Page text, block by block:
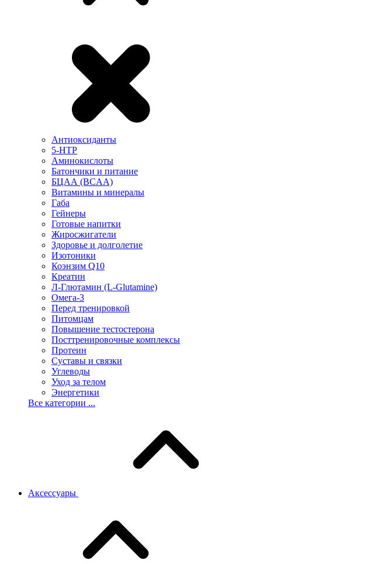
Антиоксиданты
5-HTP
Аминокислоты
Батончики и питание
БЦАА (BCAA)
Витамины и минералы
Габа
Гейнеры
Готовые напитки
Жиросжигатели
Здоровье и долголетие
Изотоники
Коэнзим Q10
Креатин
Л-Глютамин (L-Glutamine)
Омега-3
Перед тренировкой
Питомцам
Повышение тестостерона
Посттренировочные комплексы
Протеин
Суставы и связки
Углеводы
Уход за телом
Энергетики
Все категории ...
Аксессуары